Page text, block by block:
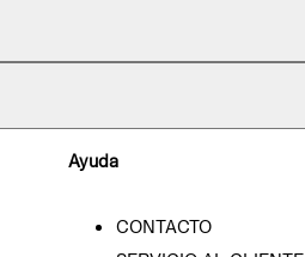
Ayuda
CONTACTO